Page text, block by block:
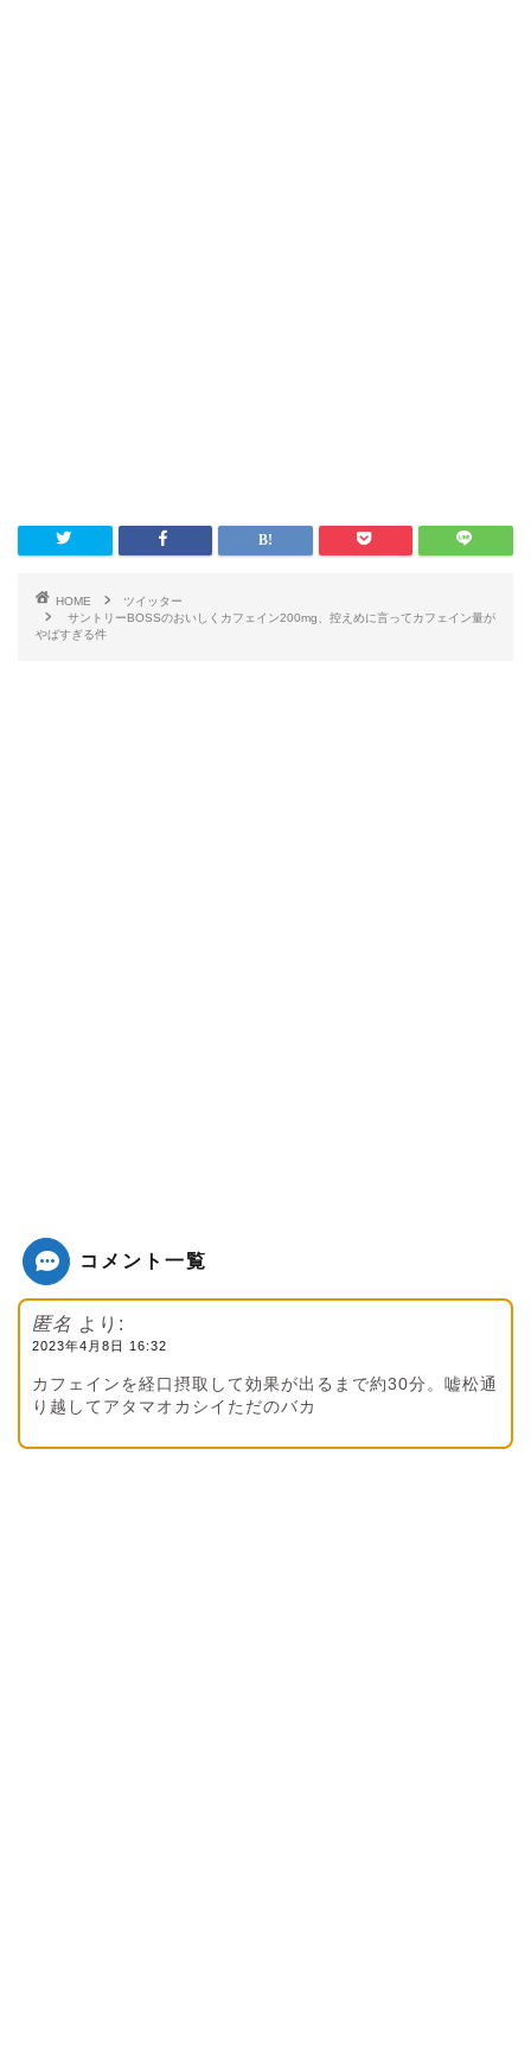
HOME
ツイッター
サントリーBOSSのおいしくカフェイン200mg、控えめに言ってカフェイン量が
やばすぎる件
コメント一覧
匿名 より:
2023年4月8日 16:32
カフェインを経口摂取して効果が出るまで約30分。嘘松通
り越してアタマオカシイただのバカ